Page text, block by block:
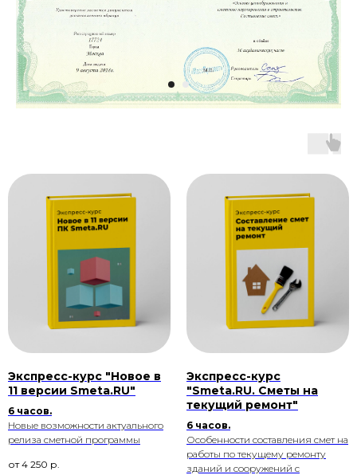
Экспресс-курс "Новое в
11 версии Smeta.RU"
6 часов.
Новые возможности актуального
релиза сметной программы
от 4 250 р.
Экспресс-курс
"Smeta.RU. Сметы на
текущий ремонт"
6 часов.
Особенности составления смет на
работы по текущему ремонту
зданий и сооружений с